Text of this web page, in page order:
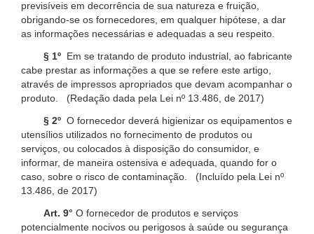
previsíveis em decorrência de sua natureza e fruição,
obrigando-se os fornecedores, em qualquer hipótese, a dar
as informações necessárias e adequadas a seu respeito.
§ 1º Em se tratando de produto industrial, ao fabricante
cabe prestar as informações a que se refere este artigo,
através de impressos apropriados que devam acompanhar o
produto. (Redação dada pela Lei nº 13.486, de 2017)
§ 2º O fornecedor deverá higienizar os equipamentos e
utensílios utilizados no fornecimento de produtos ou
serviços, ou colocados à disposição do consumidor, e
informar, de maneira ostensiva e adequada, quando for o
caso, sobre o risco de contaminação. (Incluído pela Lei nº
13.486, de 2017)
Art. 9° O fornecedor de produtos e serviços
potencialmente nocivos ou perigosos à saúde ou segurança